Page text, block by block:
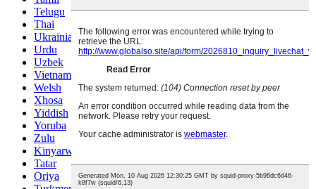
Telugu
Thai
Ukrainian
Urdu
Uzbek
Vietnamese
Welsh
Xhosa
Yiddish
Yoruba
Zulu
Kinyarwanda
Tatar
Oriya